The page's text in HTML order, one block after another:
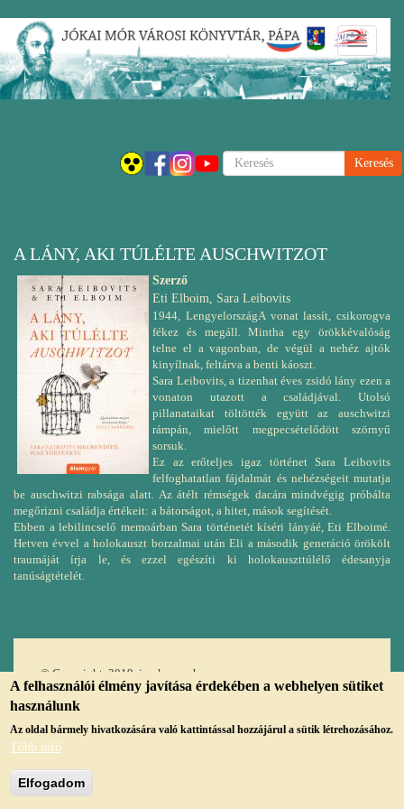
Ugrás
tartalomra
Keresés
A LÁNY, AKI TÚLÉLTE AUSCHWITZOT
Szerző
Eti Elboim, Sara Leibovits
1944, LengyelországA vonat lassít, csikorogva
fékez és megáll. Mintha egy örökkévalóság
telne el a vagonban, de végül a nehéz ajtók
kinyílnak, feltárva a benti káoszt.
Sara Leibovits, a tizenhat éves zsidó lány ezen a
vonaton utazott a családjával. Utolsó
pillanataikat töltötték együtt az auschwitzi
rámpán, mielőtt megpecsételődött szörnyű
sorsuk.
Ez az erőteljes igaz történet Sara Leibovits
felfoghatatlan fájdalmát és nehézségeit mutatja
be auschwitzi rabsága alatt. Az átélt rémségek dacára mindvégig próbálta
megőrizni családja értékeit: a bátorságot, a hitet, mások segítését.
Ebben a lebilincselő memoárban Sara történetét kíséri lányáé, Eti Elboimé.
Hetven évvel a holokauszt borzalmai után Eli a második generáció örökölt
traumáját írja le, és ezzel egészíti ki holokauszttúlélő édesanyja
tanúságtételét.
© Copyright, 2019, jmvk.papa.hu
A felhasználói élmény javítása érdekében a webhelyen sütiket
használunk
Az oldal bármely hivatkozására való kattintással hozzájárul a sütik létrehozásához.
Több infó
Elfogadom